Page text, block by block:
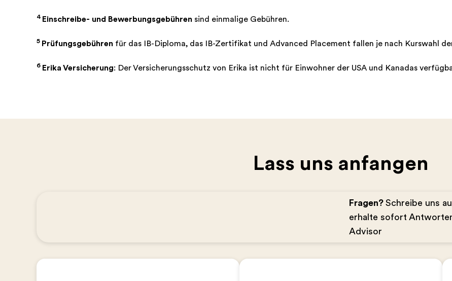
4 Einschreibe- und Bewerbungsgebühren sind einmalige Gebühren.
5 Prüfungsgebühren für das IB-Diploma, das IB-Zertifikat und Advanced Placement fallen je nach Kurswahl
6 Erika Versicherung: Der Versicherungsschutz von Erika ist nicht für Einwohner der USA und Kanadas
Lass uns anfangen
Fragen?Schreibe uns
erhalte sofort
Advisor